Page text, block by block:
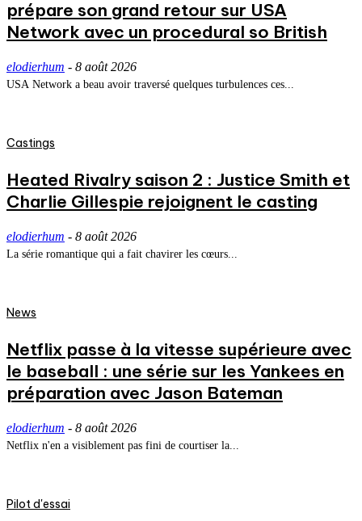
prépare son grand retour sur USA
Network avec un procedural so British
elodierhum - 8 août 2026
USA Network a beau avoir traversé quelques turbulences ces...
Castings
Heated Rivalry saison 2 : Justice Smith et
Charlie Gillespie rejoignent le casting
elodierhum - 8 août 2026
La série romantique qui a fait chavirer les cœurs...
News
Netflix passe à la vitesse supérieure avec
le baseball : une série sur les Yankees en
préparation avec Jason Bateman
elodierhum - 8 août 2026
Netflix n'en a visiblement pas fini de courtiser la...
Pilot d'essai